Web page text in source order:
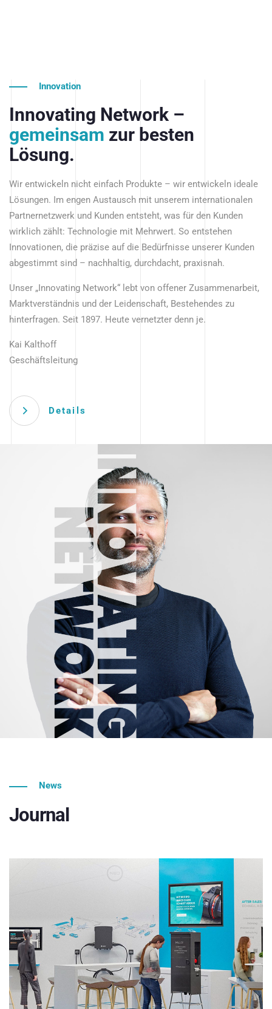
Innovation
Innovating Network –
gemeinsam zur besten
Lösung.
Wir entwickeln nicht einfach Produkte – wir entwickeln ideale
Lösungen. Im engen Austausch mit unserem internationalen
Partnernetzwerk und Kunden entsteht, was für den Kunden
wirklich zählt: Technologie mit Mehrwert. So entstehen
Innovationen, die präzise auf die Bedürfnisse unserer Kunden
abgestimmt sind – nachhaltig, durchdacht, praxisnah.
Unser „Innovating Network“ lebt von offener Zusammenarbeit,
Marktverständnis und der Leidenschaft, Bestehendes zu
hinterfragen. Seit 1897. Heute vernetzter denn je.
Kai Kalthoff
Geschäftsleitung
Details
News
Journal